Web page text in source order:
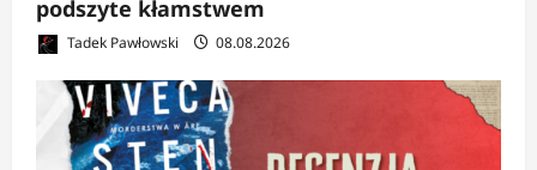
podszyte kłamstwem
Tadek Pawłowski 08.08.2026